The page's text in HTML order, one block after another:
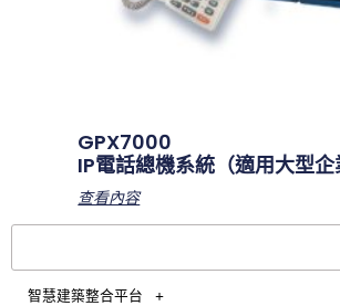
GPX7000
IP電話總機系統（適用大型企
查看內容
智慧建築整合平台